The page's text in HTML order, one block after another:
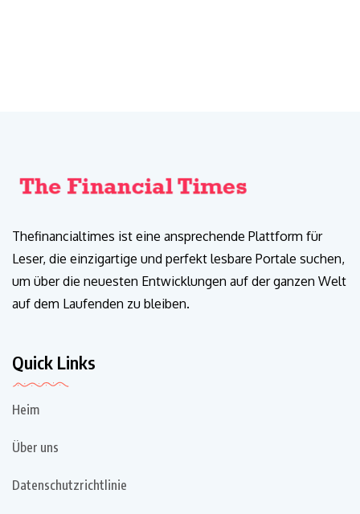
Thefinancialtimes ist eine ansprechende Plattform für
Leser, die einzigartige und perfekt lesbare Portale suchen,
um über die neuesten Entwicklungen auf der ganzen Welt
auf dem Laufenden zu bleiben.
Quick Links
Heim
Über uns
Datenschutzrichtlinie